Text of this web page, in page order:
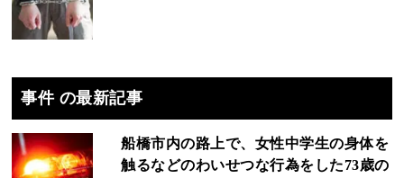
事件 の最新記事
船橋市内の路上で、女性中学生の身体を
触るなどのわいせつな行為をした73歳の